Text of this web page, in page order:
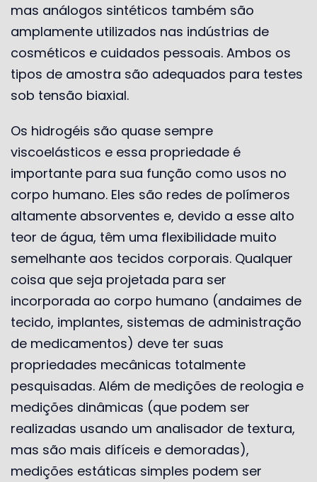
mas análogos sintéticos também são
amplamente utilizados nas indústrias de
cosméticos e cuidados pessoais. Ambos os
tipos de amostra são adequados para testes
sob tensão biaxial.
Os hidrogéis são quase sempre
viscoelásticos e essa propriedade é
importante para sua função como usos no
corpo humano. Eles são redes de polímeros
altamente absorventes e, devido a esse alto
teor de água, têm uma flexibilidade muito
semelhante aos tecidos corporais. Qualquer
coisa que seja projetada para ser
incorporada ao corpo humano (andaimes de
tecido, implantes, sistemas de administração
de medicamentos) deve ter suas
propriedades mecânicas totalmente
pesquisadas. Além de medições de reologia e
medições dinâmicas (que podem ser
realizadas usando um analisador de textura,
mas são mais difíceis e demoradas),
medições estáticas simples podem ser